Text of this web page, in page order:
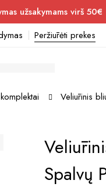
užsakymams virš 50€
Peržiūrėti prekes
Veliūrinis
Spalvų